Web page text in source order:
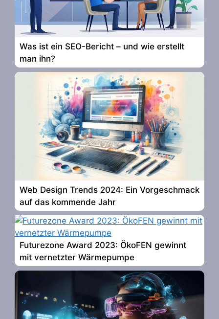
Was ist ein SEO-Bericht – und wie erstellt
man ihn?
Web Design Trends 2024: Ein Vorgeschmack
auf das kommende Jahr
Futurezone Award 2023: ÖkoFEN gewinnt
mit vernetzter Wärmepumpe